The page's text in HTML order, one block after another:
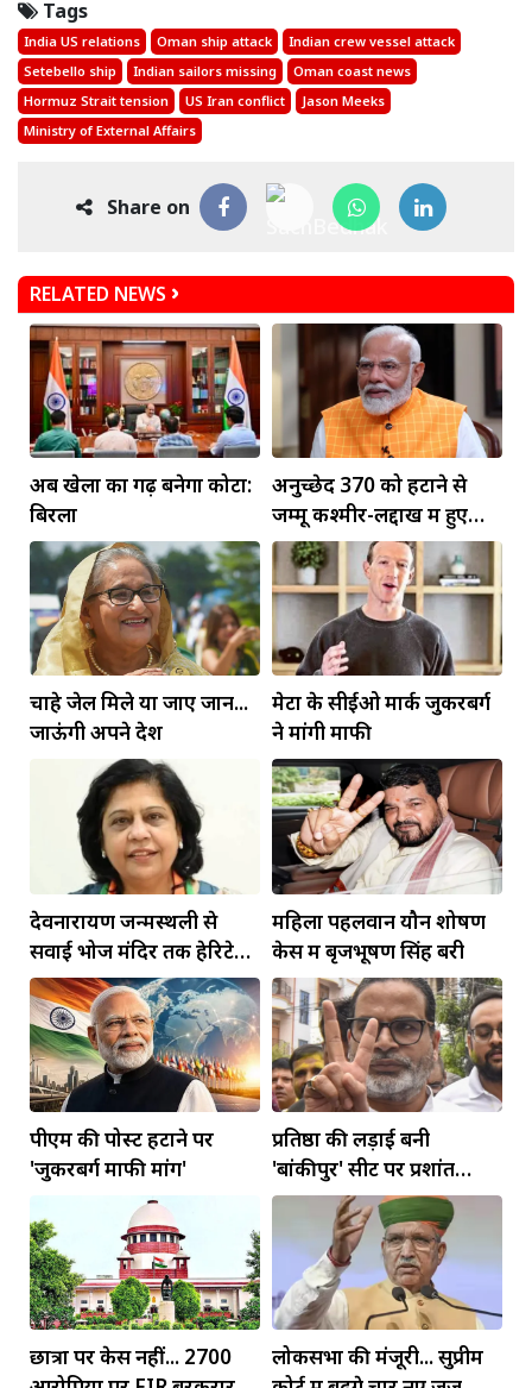
Tags
India US relations Oman ship attack
Indian crew vessel attack
Setebello ship
Indian sailors missing
Oman coast news
Hormuz Strait tension
US Iran conflict
Jason Meeks
Ministry of External Affairs
Share on
RELATED NEWS
अब खेलों का गढ़ बनेगा कोटा:
बिरला
अनुच्छेद 370 को हटाने से
जम्मू कश्मीर-लद्दाख में हुए
व्यापक बदलाव: PM मोदी
चाहे जेल मिले या जाए जान...
जाऊंगी अपने देश
मेटा के सीईओ मार्क जुकरबर्ग
ने मांगी माफी
देवनारायण जन्मस्थली से
सवाई भोज मंदिर तक हेरिटेज
कॉरिडोर बनाने की मांग
महिला पहलवान यौन शोषण
केस में बृजभूषण सिंह बरी
पीएम की पोस्ट हटाने पर
'जुकरबर्ग माफी मांगें'
प्रतिष्ठा की लड़ाई बनी
'बांकीपुर' सीट पर प्रशांत
किशोर की जीत
छात्रों पर केस नहीं... 2700
लोकसभा की मंजूरी... सुप्रीम